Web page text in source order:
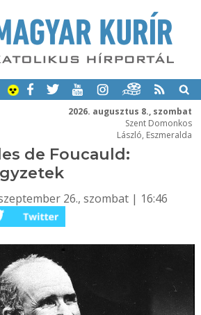
2026. augusztus 8., szombat
Szent Domonkos
László, Eszmeralda
de Foucauld:
26., szombat | 16:46